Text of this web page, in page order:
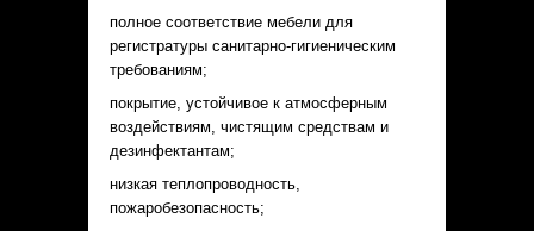
полное соответствие мебели для
регистратуры санитарно-гигиеническим
требованиям;
покрытие, устойчивое к атмосферным
воздействиям, чистящим средствам и
дезинфектантам;
низкая теплопроводность,
пожаробезопасность;